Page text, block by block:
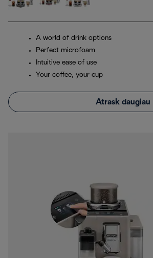
A world of drink options
Perfect microfoam
Intuitive ease of use
Your coffee, your cup
Atrask daugiau